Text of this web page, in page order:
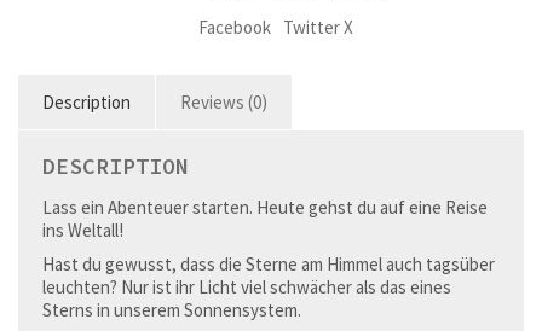
Facebook Twitter X
Description Reviews (0)
DESCRIPTION
Lass ein Abenteuer starten. Heute gehst du auf eine Reise
ins Weltall!
Hast du gewusst, dass die Sterne am Himmel auch tagsüber
leuchten? Nur ist ihr Licht viel schwächer als das eines
Sterns in unserem Sonnensystem.